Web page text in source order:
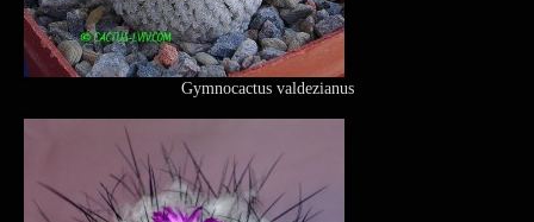
Gymnocactus valdezianus